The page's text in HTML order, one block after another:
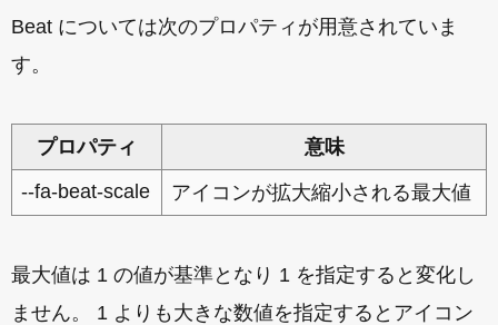
Beat については次のプロパティが用意されていま
す。
プロパティ
意味
--fa-beat-scale
アイコンが拡大縮小される最大値
最大値は 1 の値が基準となり 1 を指定すると変化し
ません。 1 よりも大きな数値を指定するとアイコン